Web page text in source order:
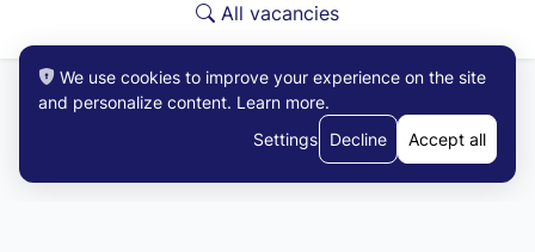
All vacancies
We use cookies to improve your experience on the site
and personalize content. Learn more.
Settings
Decline Accept all